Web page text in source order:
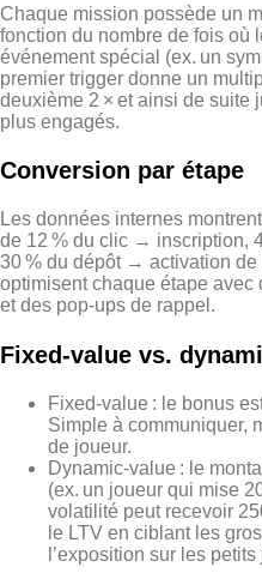
Chaque mission possède un
fonction du nombre de fois où
événement spécial (ex. un
premier trigger donne un
deuxième 2 × et ainsi de suite
plus engagés.
Conversion par étape
Les données internes
de 12 % du clic → inscription,
30 % du dépôt → activation
optimisent chaque étape
et des pop‑ups de rappel.
Fixed‑value vs.
Fixed‑value : le bonus
Simple à communiquer,
de joueur.
Dynamic‑value : le
(ex. un joueur qui mise
volatilité peut recevoir
le LTV en ciblant les
l’exposition sur les